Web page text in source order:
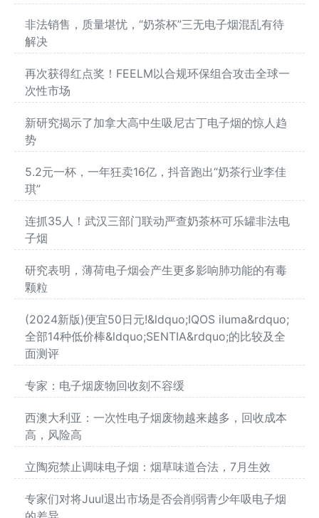
非法销售，质量堪忧，“奶茶杯”三无电子烟混乱有待
解决
再次获得红点奖！FEELM以合规环保组合攻击全球一
次性市场
新研究揭示了加拿大高中生吸尼古丁电子烟的惊人趋
势
5.2元一杯，一年狂卖16亿，抖音跑出“奶茶行业李佳
琪”
连抓35人！武汉三部门联动严查奶茶杯可乐罐非法电
子烟
研究表明，薄荷电子烟会产生更多影响肺功能的有毒
颗粒
(2024新版)便宜50日元!&ldquo;IQOS iluma&rdquo;
全部14种低价棒&ldquo;SENTIA&rdquo;的比较及全
面测评
专家：电子烟废物回收刻不容缓
西澳大利亚：一次性电子烟废物越来越多，回收成本
高，风险高
立陶宛禁止调味电子烟：烟草味道合法，7月生效
专家们对将Juul退出市场是否会削弱青少年吸电子烟